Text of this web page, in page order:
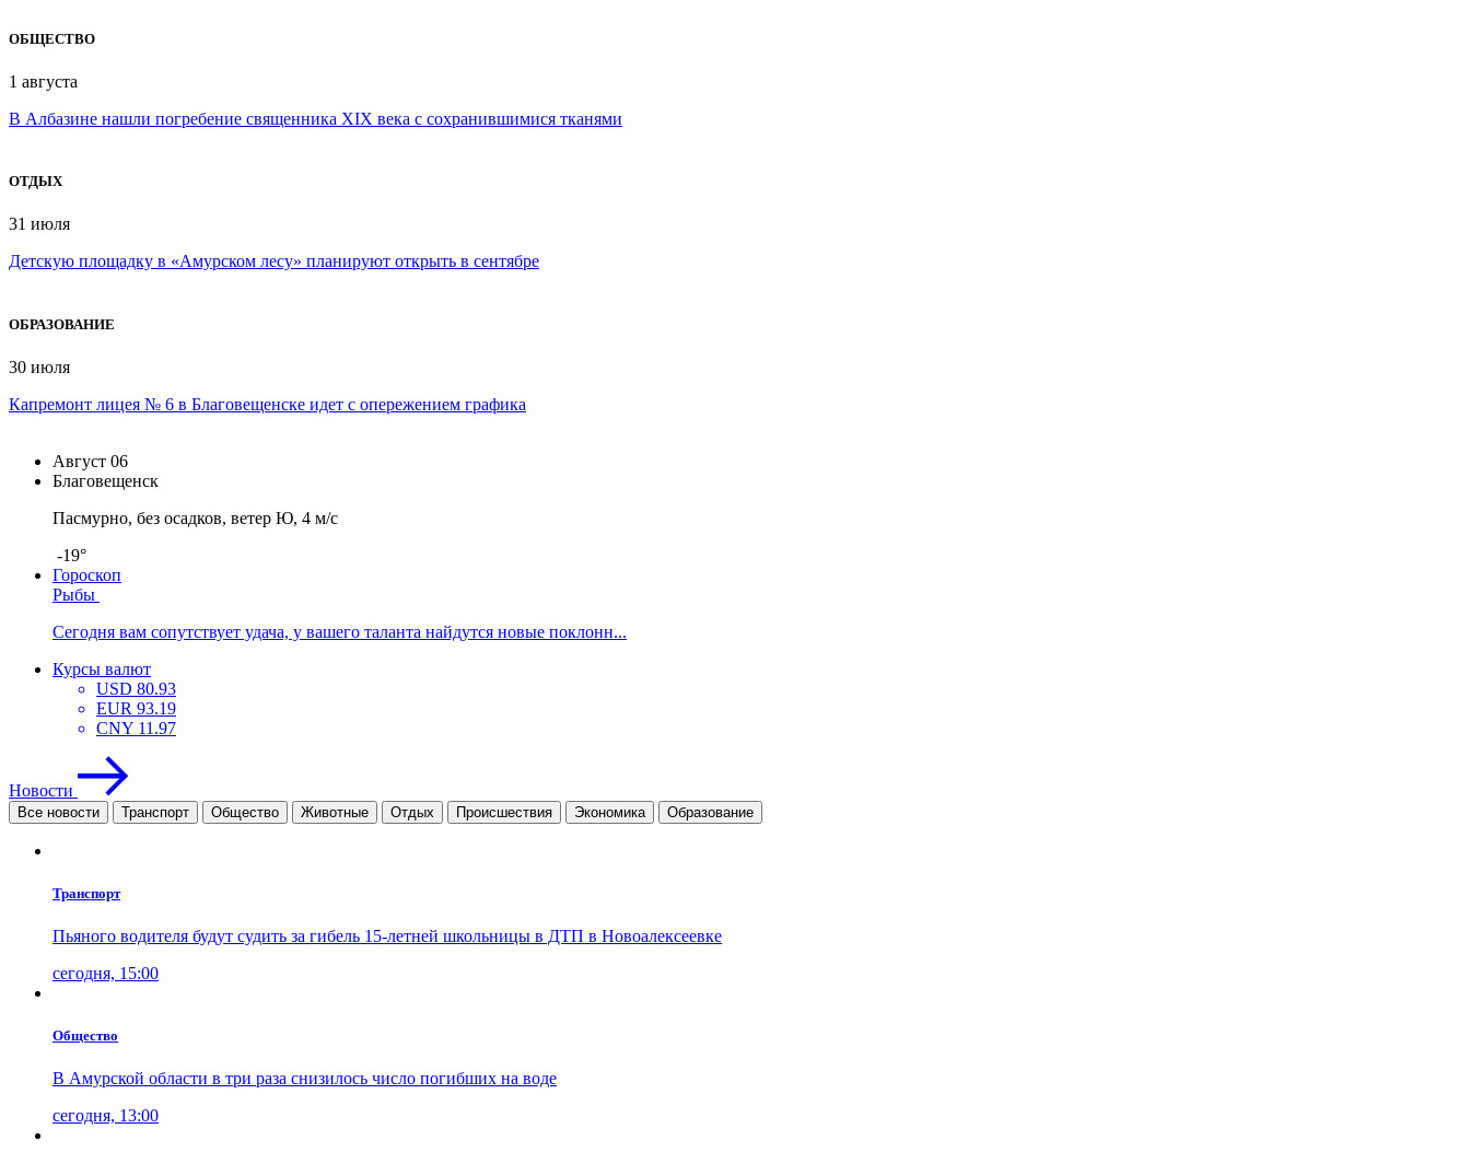
ОБЩЕСТВО
1 августа
В Албазине нашли погребение священника XIX века с сохранившимися тканями
ОТДЫХ
31 июля
Детскую площадку в «Амурском лесу» планируют открыть в сентябре
ОБРАЗОВАНИЕ
30 июля
Капремонт лицея № 6 в Благовещенске идет с опережением графика
Август 06
Благовещенск
Пасмурно, без осадков, ветер Ю, 4 м/с
-19°
Гороскоп
Рыбы
Сегодня вам сопутствует удача, у вашего таланта найдутся новые поклонн...
Курсы валют
USD 80.93
EUR 93.19
CNY 11.97
Новости
Все новости Транспорт Общество Животные Отдых Проиcшествия Экономика Образование
Транспорт
Пьяного водителя будут судить за гибель 15-летней школьницы в ДТП в Новоалексеевке
сегодня, 15:00
Общество
В Амурской области в три раза снизилось число погибших на воде
сегодня, 13:00